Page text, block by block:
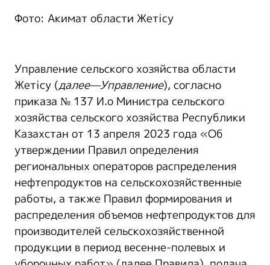
Фото: Акимат области Жетісу
Управление сельского хозяйства области
Жетісу (далее—Управление), согласно
приказа № 137 И.о Министра сельского
хозяйства сельского хозяйства Республики
Казахстан от 13 апреля 2023 года «Об
утверждении Правил определения
региональных операторов распределения
нефтепродуктов на сельскохозяйственные
работы, а также Правил формирования и
распределения объемов нефтепродуктов для
производителей сельскохозяйственной
продукции в период весенне-полевых и